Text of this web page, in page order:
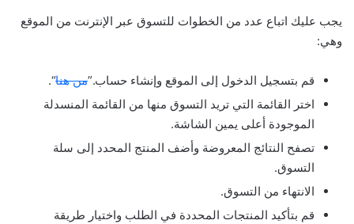
يجب عليك اتباع عدد من الخطوات للتسوق عبر الإنترنت من الموقع
وهي:
قم بتسجيل الدخول إلى الموقع وإنشاء حساب.”من هنا“.
اختر القائمة التي تريد التسوق منها من القائمة المنسدلة
الموجودة أعلى يمين الشاشة.
تصفح النتائج المعروضة وأضف المنتج المحدد إلى سلة
التسوق.
الانتهاء من التسوق.
قم بتأكيد المنتجات المحددة في الطلب واختيار طريقة